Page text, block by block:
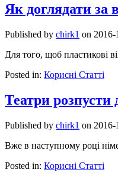
Як доглядати за
Published by chirk1 on 2016-
Для того, щоб пластикові
Posted in: Корисні Статті
Театри
Published by chirk1 on 2016-
Вже в наступному році
Posted in: Корисні Статті